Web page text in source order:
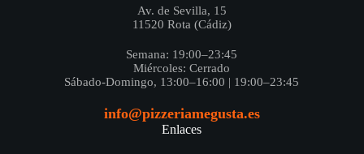
Av. de Sevilla, 15
11520 Rota (Cádiz)
Semana: 19:00–23:45
Miércoles: Cerrado
Sábado-Domingo, 13:00–16:00 | 19:00–23:45
info@pizzeriamegusta.es
Enlaces